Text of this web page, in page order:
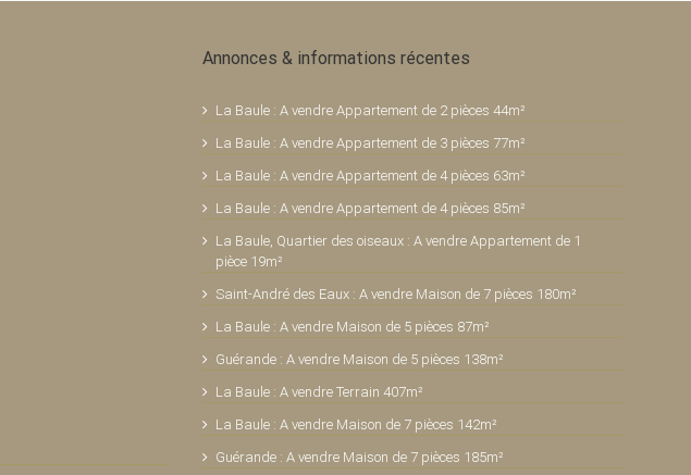
Annonces & informations récentes
La Baule : A vendre Appartement de 2 pièces 44m²
La Baule : A vendre Appartement de 3 pièces 77m²
La Baule : A vendre Appartement de 4 pièces 63m²
La Baule : A vendre Appartement de 4 pièces 85m²
La Baule, Quartier des oiseaux : A vendre Appartement de 1
pièce 19m²
Saint-André des Eaux : A vendre Maison de 7 pièces 180m²
La Baule : A vendre Maison de 5 pièces 87m²
Guérande : A vendre Maison de 5 pièces 138m²
La Baule : A vendre Terrain 407m²
La Baule : A vendre Maison de 7 pièces 142m²
Guérande : A vendre Maison de 7 pièces 185m²